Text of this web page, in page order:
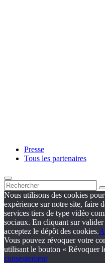
Presse
Tous les partenaires
Nous utilisons des cookies
expérience sur notre site, faire
services tiers de type vidéo
sociaux. En cliquant sur
acceptez le dépôt des cookies.
Vous pouvez révoquer votre
utilisant le bouton « Révoquer
consentement